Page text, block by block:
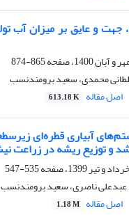
جهت و عایق بر میزان آب
865-874
محمدی، سعید برومندنسب
اصل مقاله 613.18 K
آبیاری قطره‌ای
و توزیع ریشه در زراعت
535-547
ناصری، سعید برومندنسب
اصل مقاله 1.18 M